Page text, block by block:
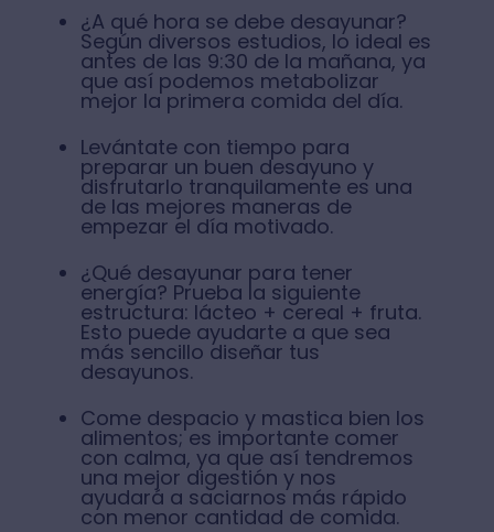
¿A qué hora se debe desayunar⁣?
Según diversos estudios, lo ideal es
antes de las 9:30 de la mañana, ya
que así podemos metabolizar
mejor la primera comida del día.
Levántate con tiempo para
preparar un buen desayuno y
disfrutarlo tranquilamente es una
de las mejores maneras de
empezar el día motivado.⁣
¿Qué desayunar para tener
energía? Prueba la siguiente
estructura: lácteo + cereal + fruta.
Esto puede ayudarte a que sea
más sencillo diseñar tus
desayunos.
Come despacio y mastica bien los
alimentos; es importante comer
con calma, ya que así tendremos
una mejor digestión y nos
ayudará a saciarnos más rápido
con menor cantidad de comida.